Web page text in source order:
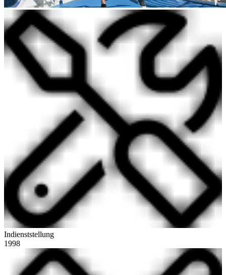
Indienststellung
1998